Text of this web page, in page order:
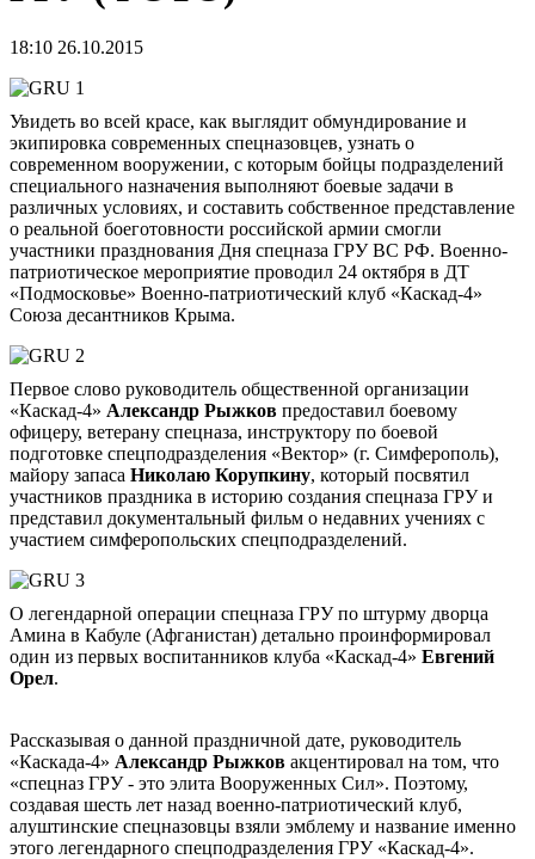
18:10 26.10.2015
Увидеть во всей красе, как выглядит обмундирование и
экипировка современных спецназовцев, узнать о
современном вооружении, с которым бойцы подразделений
специального назначения выполняют боевые задачи в
различных условиях, и составить собственное представление
о реальной боеготовности российской армии смогли
участники празднования Дня спецназа ГРУ ВС РФ. Военно-
патриотическое мероприятие проводил 24 октября в ДТ
«Подмосковье» Военно-патриотический клуб «Каскад-4»
Союза десантников Крыма.
Первое слово руководитель общественной организации
«Каскад-4» Александр Рыжков предоставил боевому
офицеру, ветерану спецназа, инструктору по боевой
подготовке спецподразделения «Вектор» (г. Симферополь),
майору запаса Николаю Корупкину, который посвятил
участников праздника в историю создания спецназа ГРУ и
представил документальный фильм о недавних учениях с
участием симферопольских спецподразделений.
О легендарной операции спецназа ГРУ по штурму дворца
Амина в Кабуле (Афганистан) детально проинформировал
один из первых воспитанников клуба «Каскад-4» Евгений
Орел.
Рассказывая о данной праздничной дате, руководитель
«Каскада-4» Александр Рыжков акцентировал на том, что
«спецназ ГРУ - это элита Вооруженных Сил». Поэтому,
создавая шесть лет назад военно-патриотический клуб,
алуштинские спецназовцы взяли эмблему и название именно
этого легендарного спецподразделения ГРУ «Каскад-4».